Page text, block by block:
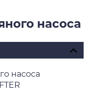
насоса
насоса